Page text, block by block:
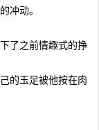
冲动。
了之前情趣式的挣
的玉足被他按在肉